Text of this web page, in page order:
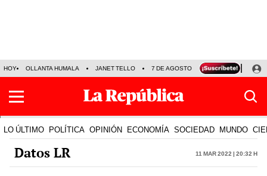
HOY OLLANTA HUMALA JANET TELLO 7 DE AGOSTO TINKA RESULTADOS
LO ÚLTIMO POLÍTICA OPINIÓN ECONOMÍA SOCIEDAD MUNDO
Datos LR 11 Mar 2022 | 20:32 h